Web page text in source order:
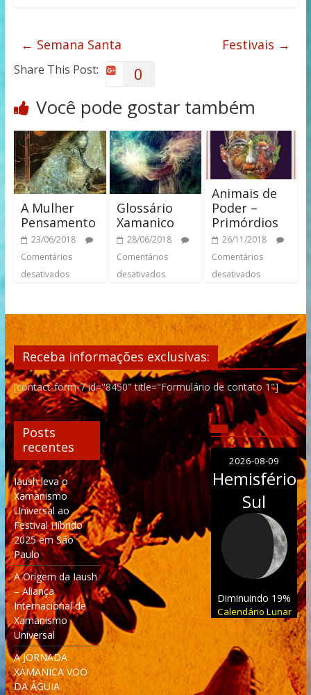
← Semana Santa Festivais →
Share This Post: 0
Você pode gostar também
A Mulher
Pensamento
23/06/2018
Comentários
desativados
Glossário
Xamanico
28/06/2018
Comentários
desativados
Animais de
Poder –
Primórdios
26/11/2018
Comentários
desativados
Receba informações exclusivas:
[contact-form-7 id="8450" title="Formulário de contato 1"]
Posts
recentes
Iaush leva o
Xamanismo
Universal ao
Festival Híbrido
2025 em São
Paulo
A Origem da Iaush
– Aliança
Internacional de
Xamanismo
Universal
A JORNADA
XAMANICA VOO
DA ÁGUIA
2026-08-09
Hemisfério
Sul
Diminuindo 19%
Calendário Lunar